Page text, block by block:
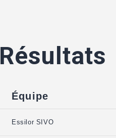
Résultats
Équipe
Essilor SIVO